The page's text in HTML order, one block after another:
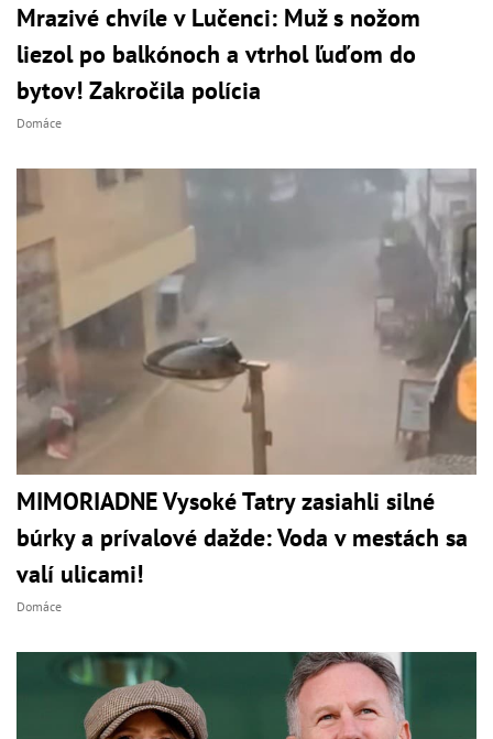
Mrazivé chvíle v Lučenci: Muž s nožom
liezol po balkónoch a vtrhol ľuďom do
bytov! Zakročila polícia
Domáce
MIMORIADNE Vysoké Tatry zasiahli silné
búrky a prívalové dažde: Voda v mestách sa
valí ulicami!
Domáce